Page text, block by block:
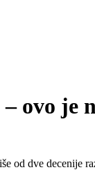
ovo je
od dve decenije